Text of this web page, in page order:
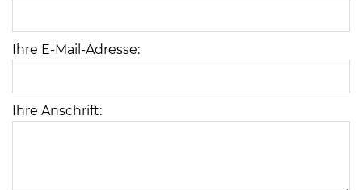
Ihre E-Mail-Adresse:
Ihre Anschrift: